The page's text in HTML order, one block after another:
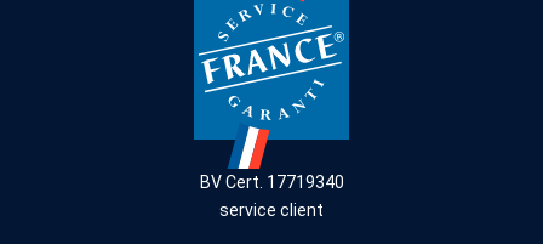
BV Cert. 17719340
service client